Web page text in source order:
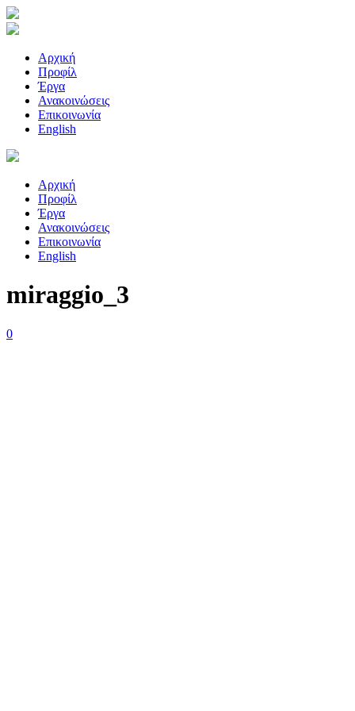
Αρχική
Προφίλ
Έργα
Ανακοινώσεις
Επικοινωνία
English
Αρχική
Προφίλ
Έργα
Ανακοινώσεις
Επικοινωνία
English
miraggio_3
0